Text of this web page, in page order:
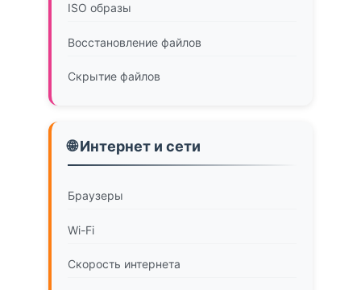
ISO образы
Восстановление файлов
Скрытие файлов
🌐 Интернет и сети
Браузеры
Wi-Fi
Скорость интернета